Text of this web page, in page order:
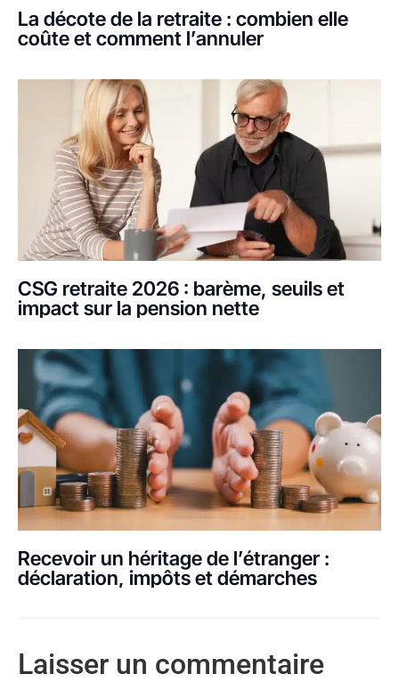
La décote de la retraite : combien elle
coûte et comment l’annuler
CSG retraite 2026 : barème, seuils et
impact sur la pension nette
Recevoir un héritage de l’étranger :
déclaration, impôts et démarches
Laisser un commentaire